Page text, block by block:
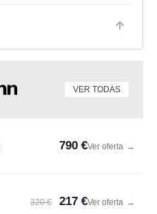
VER TODAS
790 €Ver oferta →
320 € 217 €Ver oferta →